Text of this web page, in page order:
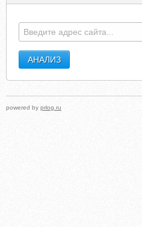
powered by prlog.ru